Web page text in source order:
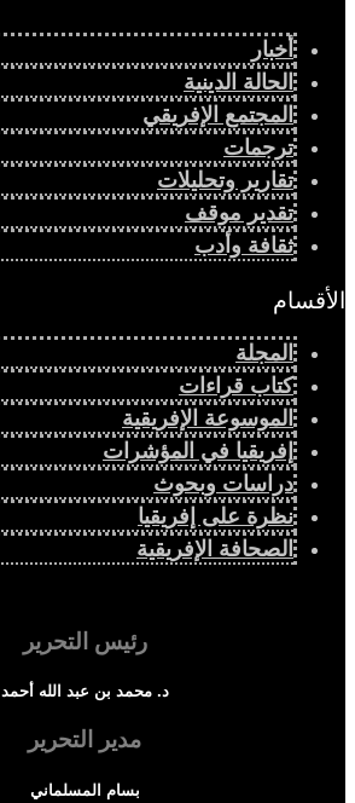
أخبار
الحالة الدينية
المجتمع الإفريقي
ترجمات
تقارير وتحليلات
تقدير موقف
ثقافة وأدب
الأقسام
المجلة
كتاب قراءات
الموسوعة الإفريقية
إفريقيا في المؤشرات
دراسات وبحوث
نظرة على إفريقيا
الصحافة الإفريقية
رئيس التحرير
د. محمد بن عبد الله أحمد
مدير التحرير
بسام المسلماني